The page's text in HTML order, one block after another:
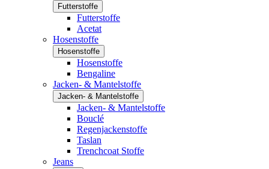
Futterstoffe
Futterstoffe
Acetat
Hosenstoffe
Hosenstoffe
Hosenstoffe
Bengaline
Jacken- & Mantelstoffe
Jacken- & Mantelstoffe
Jacken- & Mantelstoffe
Bouclé
Regenjackenstoffe
Taslan
Trenchcoat Stoffe
Jeans